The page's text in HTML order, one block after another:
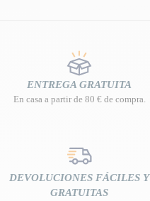
ENTREGA GRATUITA
En casa a partir de 80 € de compra.
DEVOLUCIONES FÁCILES Y
GRATUITAS